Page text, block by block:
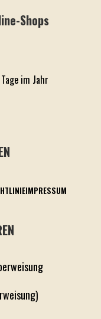
Shops
im Jahr
IMPRESSUM